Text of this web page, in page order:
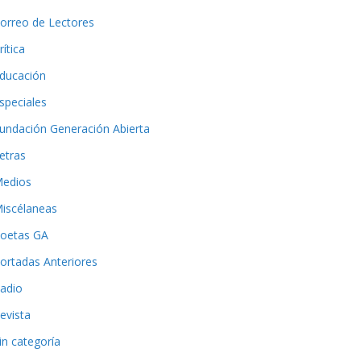
de Lectores
Generación Abierta
GA
Anteriores
categoría